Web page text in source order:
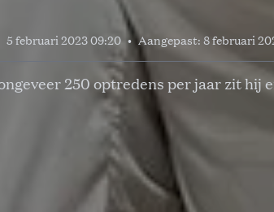
5 februari 2023 09:20 • Aangepast: 8 februari
250 optredens per jaar zit hij